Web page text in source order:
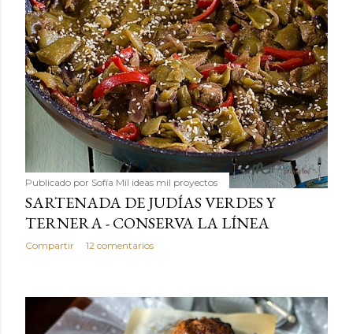
Publicado por Sofía Mil ideas mil proyectos
SARTENADA DE JUDÍAS VERDES Y
TERNERA - CONSERVA LA LÍNEA
Compartir 12 comentarios